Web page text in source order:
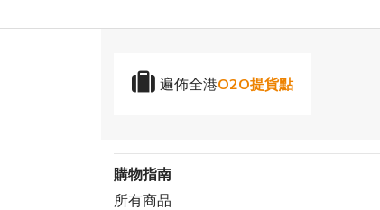
遍佈全港O2O提貨點
購物指南
所有商品